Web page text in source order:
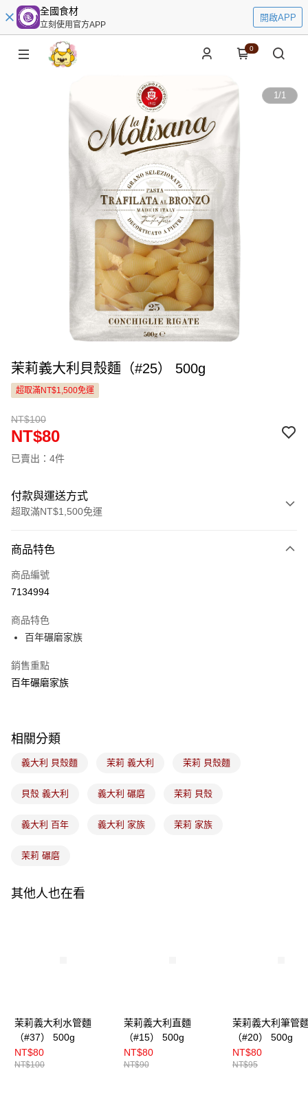
全國食材
立刻使用官方APP
開啟APP
0
1/1
茉莉義大利貝殼麵（#25） 500g
超取滿NT$1,500免運
NT$100
NT$80
已賣出：4件
付款與運送方式
超取滿NT$1,500免運
信用卡一次付款
LINE Pay
悠遊付
Google Pay
全盈+PAY
運送方式
7-11取貨(5kg以內，尺寸不超過90cm)
每筆NT$100，滿NT$1,500(含以上)免運費
付款後門市自取
商品特色
商品編號
7134994
商品特色
百年碾磨家族
銷售重點
百年碾磨家族
相關分類
義大利 貝殼麵 茉莉 義大利 茉莉 貝殼麵
貝殼 義大利 義大利 碾磨 茉莉 貝殼
義大利 百年 義大利 家族 茉莉 家族
茉莉 碾磨
其他人也在看
茉莉義大利水管麵
（#37） 500g
NT$80
NT$100
茉莉義大利直麵
（#15） 500g
NT$80
NT$90
茉莉義大利筆管
（#20） 500g
NT$80
NT$95